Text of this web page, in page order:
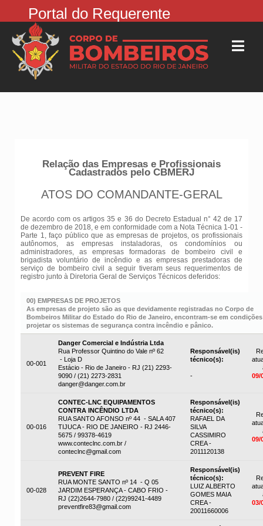
Portal do Requerente
Relação das Empresas e Profissionais
Cadastrados pelo CBMERJ
ATOS DO COMANDANTE-GERAL
De acordo com os artigos 35 e 36 do Decreto Estadual n° 42 de 17
de dezembro de 2018, e em conformidade com a Nota Técnica 1-01 -
Parte 1, faço público que as empresas de projetos, os profissionais
autônomos, as empresas instaladoras, os condomínios ou
administradores, as empresas formadoras de bombeiro civil e
brigadista voluntário de incêndio e as empresas prestadoras de
serviço de bombeiro civil a seguir tiveram seus requerimentos de
registro junto à Diretoria Geral de Serviços Técnicos deferidos:
00) EMPRESAS DE PROJETOS
As empresas de projeto são as que devidamente registradas no Corpo de
Bombeiros Militar do Estado do Rio de Janeiro, encontram-se em
projetar os sistemas de segurança contra incêndio e pânico.
00-001
Danger Comercial e Indústria Ltda
Rua Professor Quintino do Vale nº 62
- Loja D
Estácio - Rio de Janeiro - RJ (21) 2293-
9090 / (21) 2273-2831
danger@danger.com.br
Responsável(is)
técnico(s):
-
09/
00-016
CONTEC-LNC EQUIPAMENTOS
CONTRA INCÊNDIO LTDA
RUA SANTO AFONSO nº 44 - SALA 407
TIJUCA - RIO DE JANEIRO - RJ 2446-
5675 / 99378-4619
www.conteclnc.com.br /
conteclnc@gmail.com
Responsável(is)
técnico(s):
RAFAEL DA
SILVA
CASSIMIRO
CREA -
2011120138
09/
00-028
PREVENT FIRE
RUA MONTE SANTO nº 14 - Q 05
JARDIM ESPERANÇA - CABO FRIO -
RJ (22)2644-7980 / (22)99241-4489
preventfire83@gmail.com
Responsável(is)
técnico(s):
LUIZ ALBERTO
GOMES MAIA
CREA -
20011660006
03/